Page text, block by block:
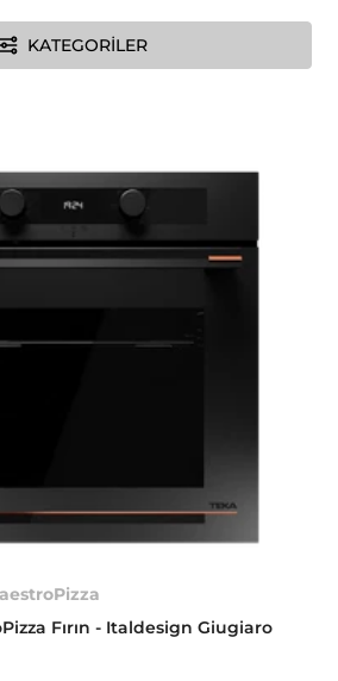
KATEGORILER
Fırın - Italdesign Giugiaro